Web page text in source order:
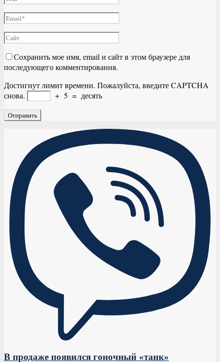
Сохранить мое имя, email и сайт в этом браузере для
последующего комментирования.
Достигнут лимит времени. Пожалуйста, введите CAPTCHA
снова.
+ 5 = десять
В продаже появился гоночный «танк»